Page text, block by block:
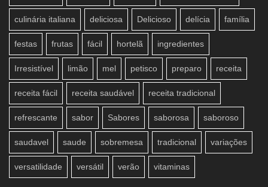
culinária italiana deliciosa Delicioso delícia família
festas frutas fácil hortelã ingredientes
Irresistível limão mel petisco preparo receita
receita fácil receita saudável receita tradicional
refrescante sabor Sabores saborosa saboroso
saudavel saude sobremesa tradicional variações
versatilidade versátil verão vitaminas